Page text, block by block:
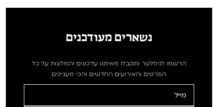
נשארים מעודכנים
הרשמו לניוזלטר ותקבלו מאיתנו עדכונים והמלצות על כל
הסרטים והאירועים החדשים והכי מעניינים